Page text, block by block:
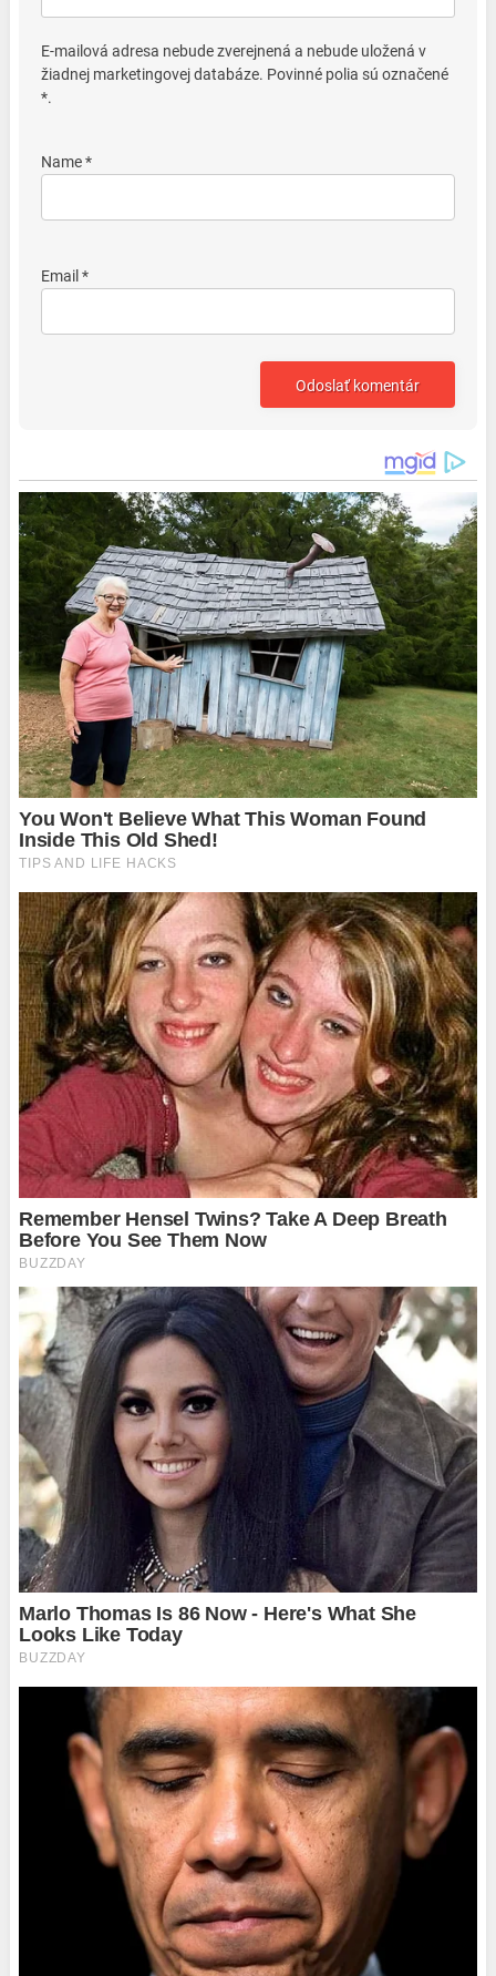
E-mailová adresa nebude zverejnená a nebude uložená v
žiadnej marketingovej databáze. Povinné polia sú označené
*.
Name *
Email *